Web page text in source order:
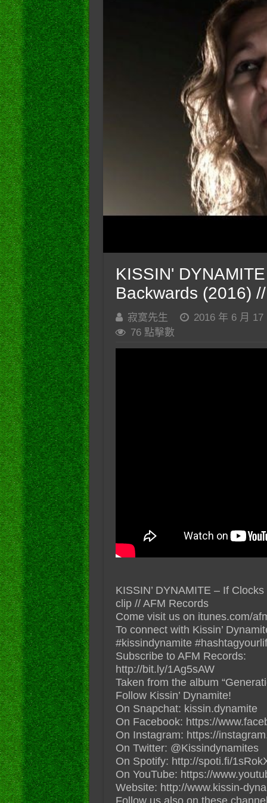
KISSIN'
Backwards (2016)
寂寞先生
2016 年 6 月 17
76 點擊數
KISSIN’ DYNAMITE – If
clip // AFM Records
Come visit us on itunes.com/
To connect with Kissin’
#‎kissindynamite‬
Subscribe to AFM Records:
http://bit.ly/1Ag5sAW
Taken from the album
Follow Kissin’ Dynamite!
On Snapchat: kissin.dynamite
On Facebook: https://
On Instagram: https://
On Twitter: @Kissindynamites
On Spotify: http://spoti.fi/
On YouTube: https://
Website: http://www.kissin-
Follow us also on these